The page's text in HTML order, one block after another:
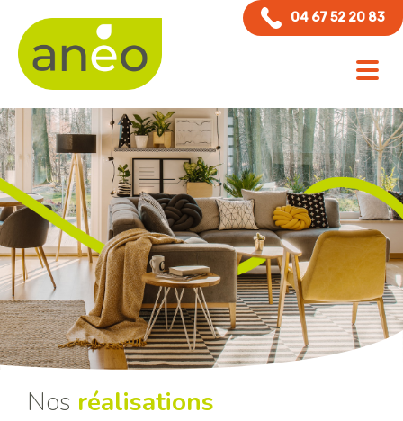
04 67 52 20 83
Nos réalisations